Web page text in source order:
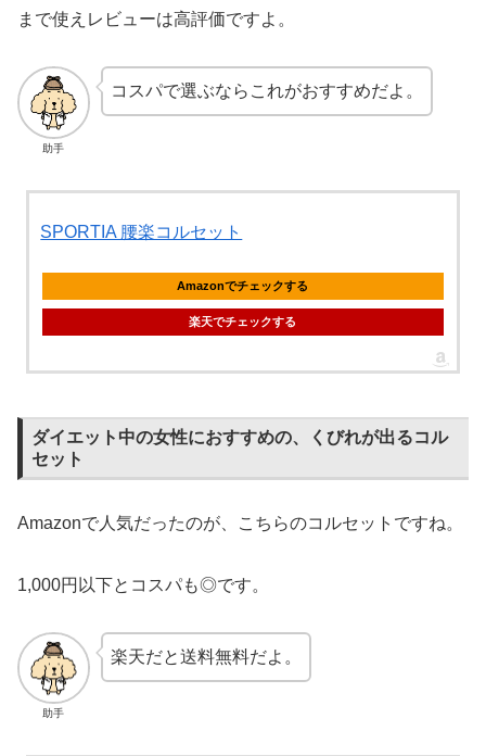
まで使えレビューは高評価ですよ。
助手
コスパで選ぶならこれがおすすめだよ。
SPORTIA 腰楽コルセット
Amazonでチェックする
楽天でチェックする
ダイエット中の女性におすすめの、くびれが出るコル
セット
Amazonで人気だったのが、こちらのコルセットですね。
1,000円以下とコスパも◎です。
助手
楽天だと送料無料だよ。